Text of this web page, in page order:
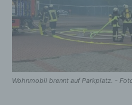
Wohnmobil brennt auf Parkplatz. -